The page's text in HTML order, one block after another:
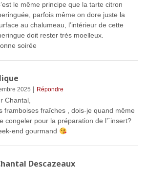
le même principe que la tarte citron
parfois même on dore juste la
au chalumeau, l’intérieur de cette
doit rester très moelleux.
soirée
2025 | Répondre
Chantal,
framboises fraîches , dois-je quand même
congeler pour la préparation de l’´insert?
end gourmand
Descazeaux